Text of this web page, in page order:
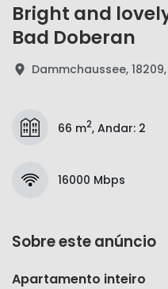
Bright and
Bad Doberan
Dammchaussee,
66 m2, Andar: 2
16000 Mbps
Sobre este anúncio
Apartamento inteiro